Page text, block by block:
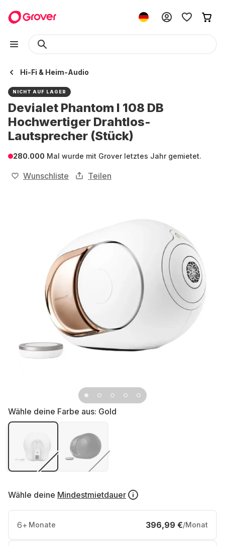
Hi-Fi & Heim-Audio
NICHT AUF LAGER
Devialet Phantom I 108 DB
Hochwertiger Drahtlos-
Lautsprecher (Stück)
280.000 Mal wurde mit Grover letztes Jahr gemietet.
Wunschliste Teilen
Wähle deine Farbe aus: Gold
Wähle deine Mindestmietdauer
6+ Monate 396,99 €/Monat